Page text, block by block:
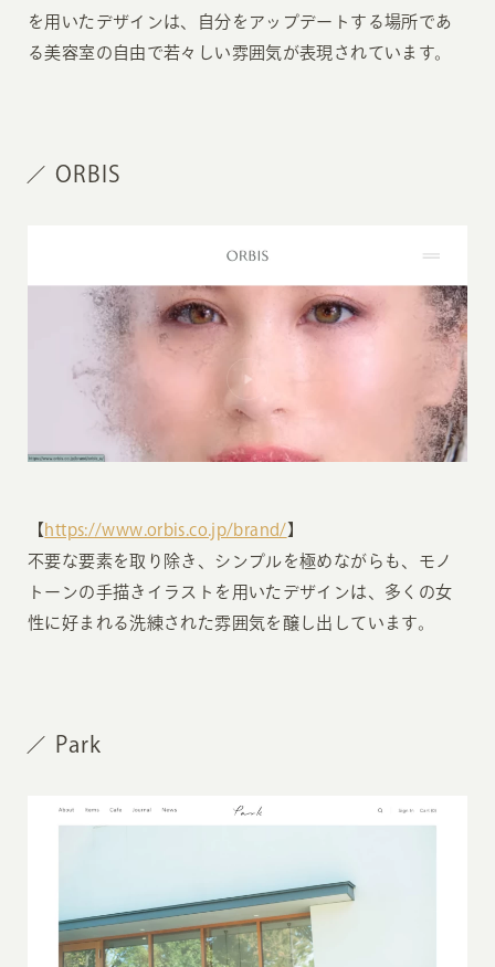
を用いたデザインは、自分をアップデートする場所であ
る美容室の自由で若々しい雰囲気が表現されています。
ORBIS
【 https://www.orbis.co.jp/brand/】
不要な要素を取り除き、シンプルを極めながらも、モノ
トーンの手描きイラストを用いたデザインは、多くの女
性に好まれる洗練された雰囲気を醸し出しています。
Park